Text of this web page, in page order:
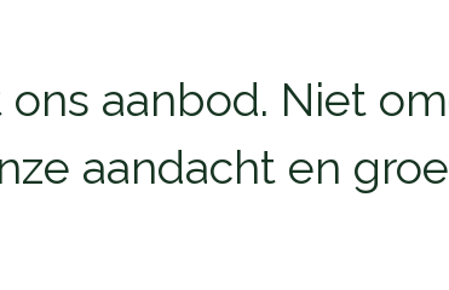
aanbod. Niet
aandacht en